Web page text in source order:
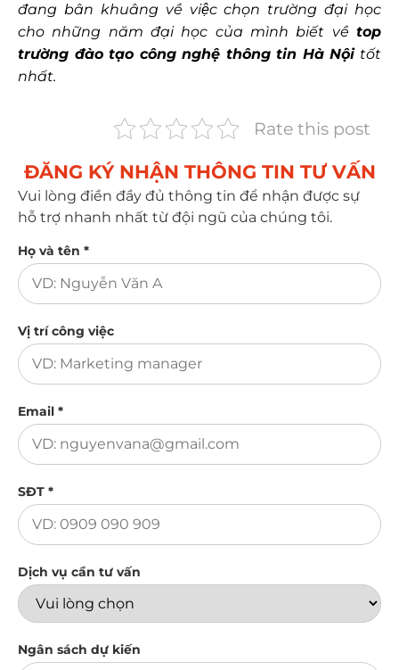
đang bân khuâng về việc chọn trường đại học
cho những năm đại học của mình biết về top
trường đào tạo công nghệ thông tin Hà Nội tốt
nhất.
Rate this post
ĐĂNG KÝ NHẬN THÔNG TIN TƯ VẤN​
Vui lòng điền đầy đủ thông tin để nhận được sự
hỗ trợ nhanh nhất từ đội ngũ của chúng tôi.
Họ và tên *
Vị trí công việc
Email *
SĐT *
Dịch vụ cần tư vấn
Ngân sách dự kiến